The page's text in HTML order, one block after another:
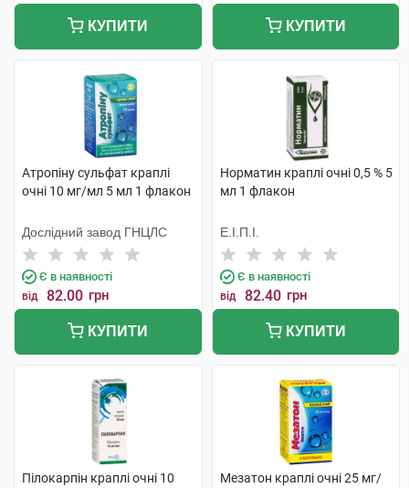
КУПИТИ КУПИТИ
Атропіну сульфат краплі
очні 10 мг/мл 5 мл 1 флакон
Дослідний завод ГНЦЛС
Є в наявності
від 82.00 грн
КУПИТИ
Норматин краплі очні 0,5 % 5
мл 1 флакон
Е.І.П.І.
Є в наявності
від 82.40 грн
КУПИТИ
Пілокарпін краплі очні 10
Мезатон краплі очні 25 мг/